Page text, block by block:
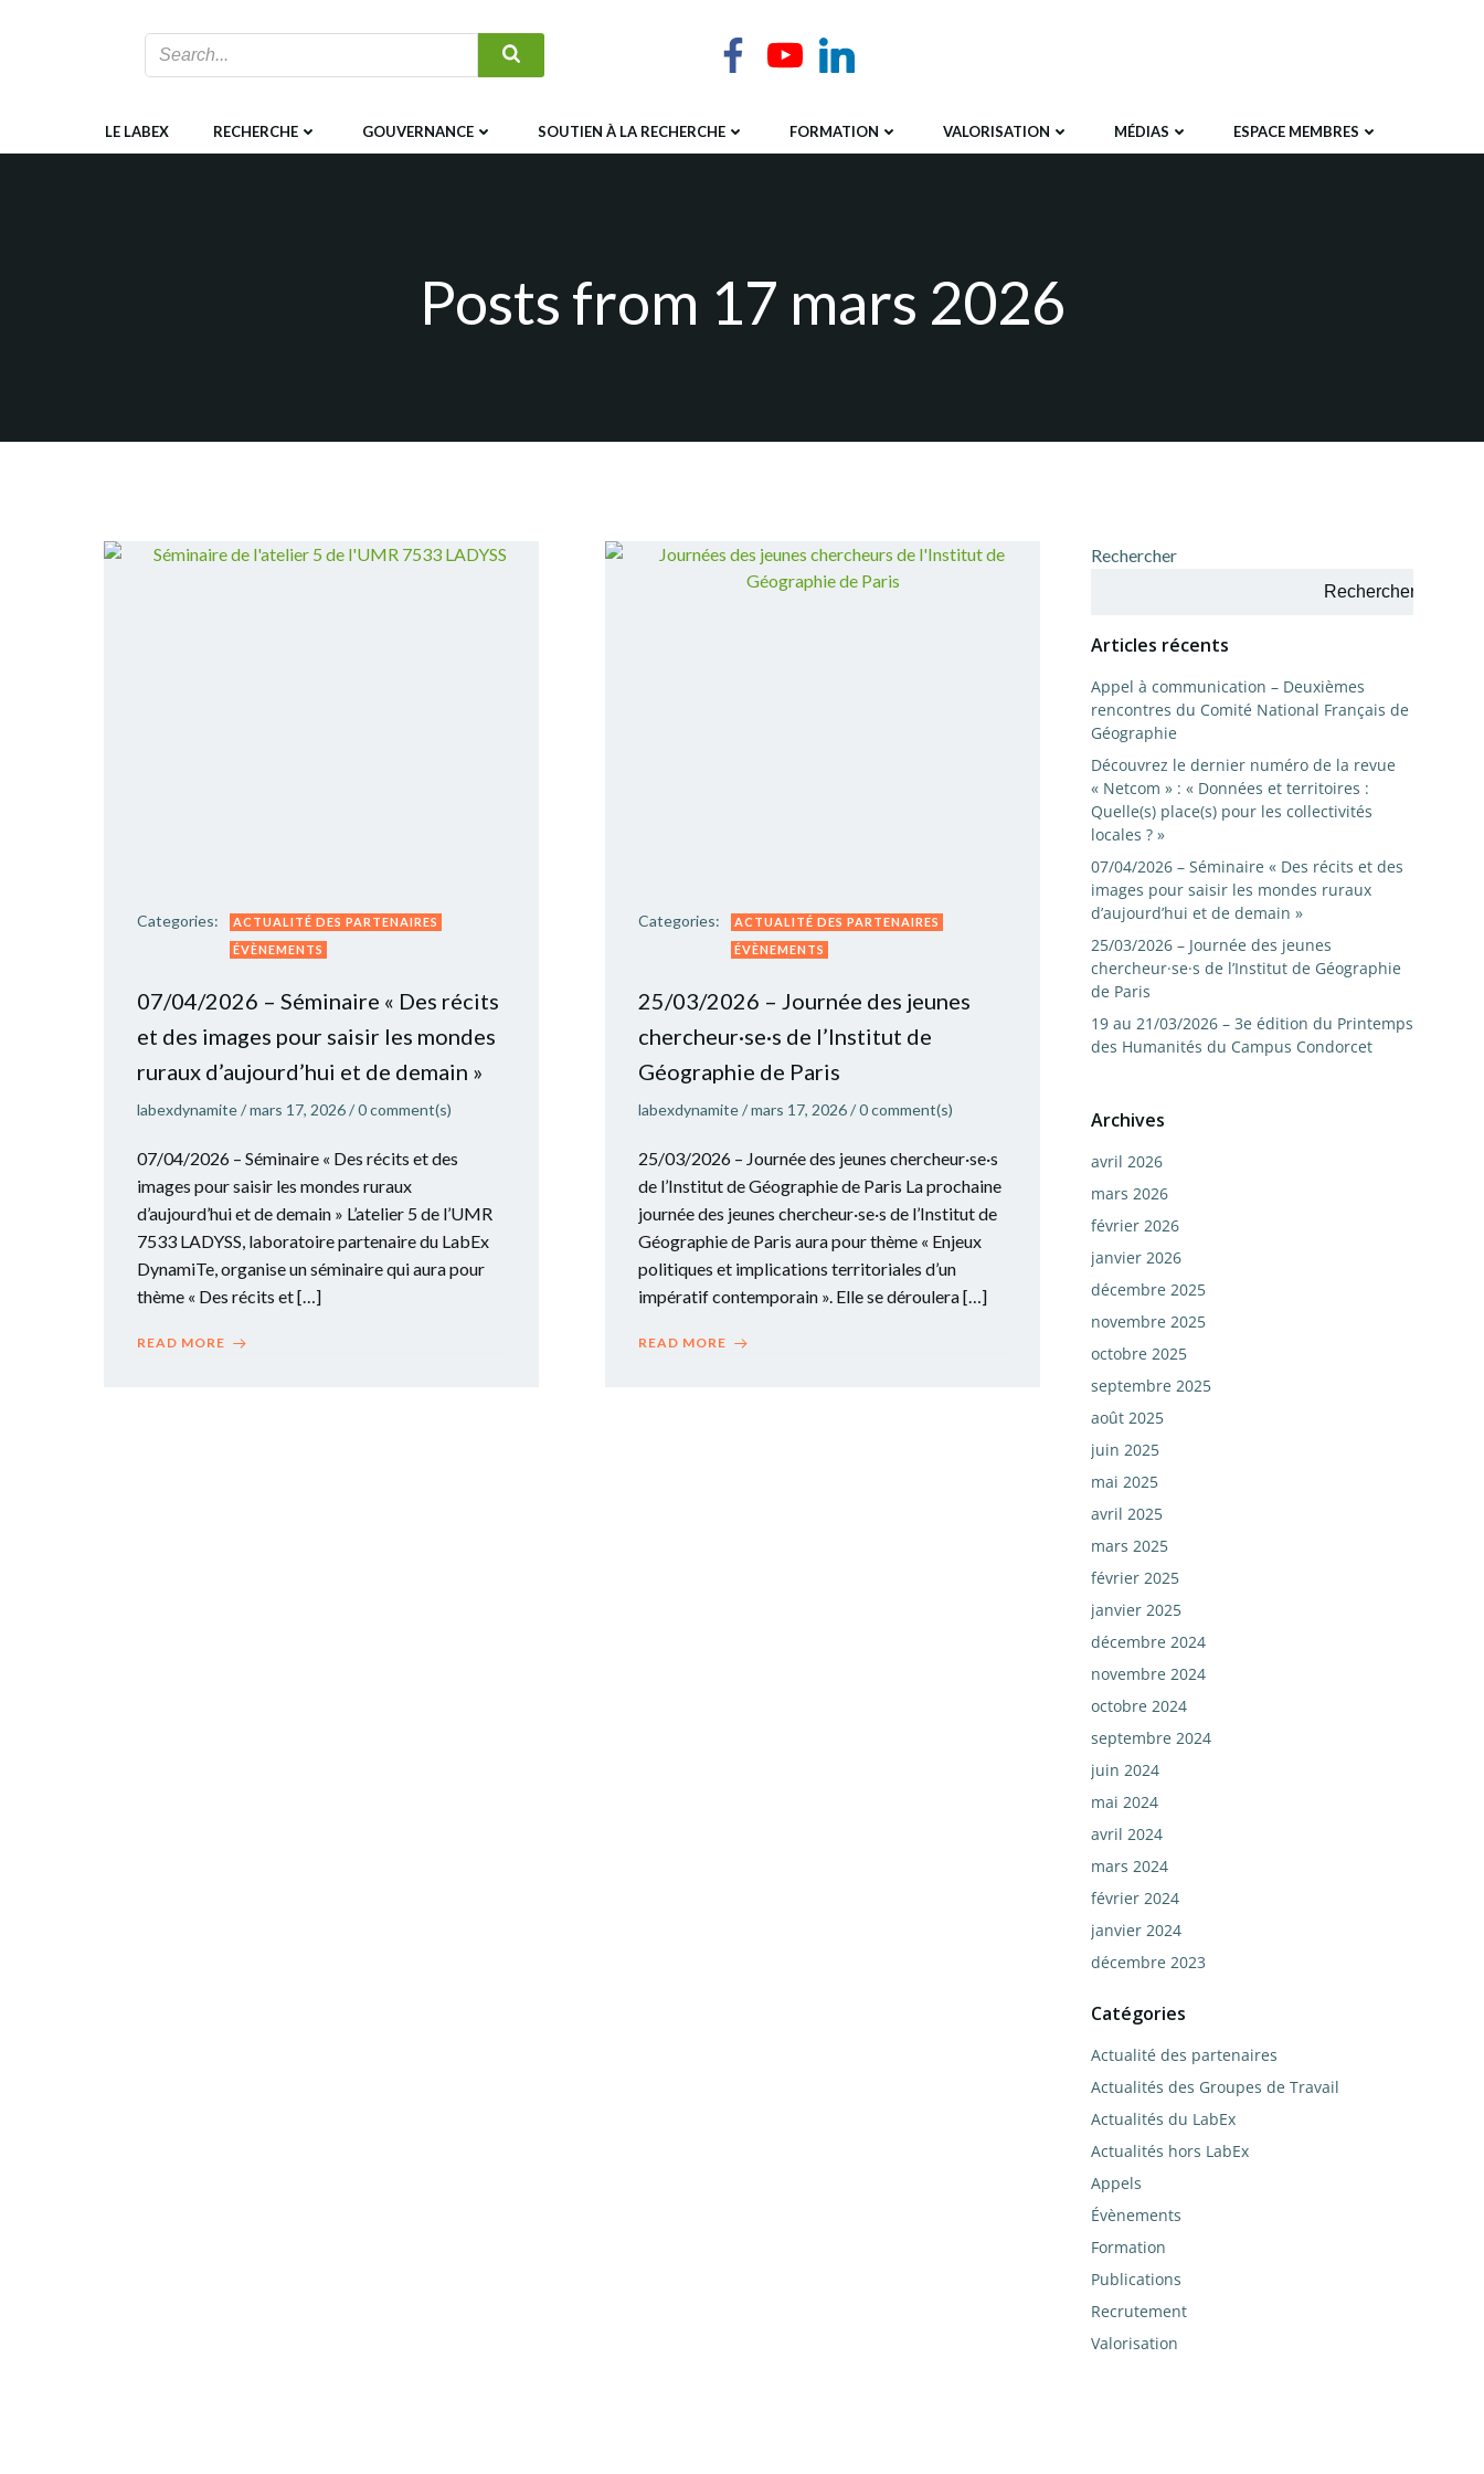
LE LABEX RECHERCHE GOUVERNANCE SOUTIEN À LA RECHERCHE FORMATION VALORISATION MÉDIAS ESPACE MEMBRES
Posts from 17 mars 2026
Categories:
ACTUALITÉ DES PARTENAIRES
ÉVÈNEMENTS
07/04/2026 – Séminaire « Des récits
et des images pour saisir les mondes
ruraux d’aujourd’hui et de demain »
labexdynamite/mars 17, 2026/0comment(s)
07/04/2026 – Séminaire « Des récits et des
images pour saisir les mondes ruraux
d’aujourd’hui et de demain » L’atelier 5 de l’UMR
7533 LADYSS, laboratoire partenaire du LabEx
DynamiTe, organise un séminaire qui aura pour
thème « Des récits et […]
READ MORE
Categories:
ACTUALITÉ DES PARTENAIRES
ÉVÈNEMENTS
25/03/2026 – Journée des jeunes
chercheur·se·s de l’Institut de
Géographie de Paris
labexdynamite/mars 17, 2026/0comment(s)
25/03/2026 – Journée des jeunes chercheur·se·s
de l’Institut de Géographie de Paris La prochaine
journée des jeunes chercheur·se·s de l’Institut de
Géographie de Paris aura pour thème « Enjeux
politiques et implications territoriales d’un
impératif contemporain ». Elle se déroulera […]
READ MORE
Rechercher
Rechercher
Articles récents
Appel à communication – Deuxièmes
rencontres du Comité National Français de
Géographie
Découvrez le dernier numéro de la revue
« Netcom » : « Données et territoires :
Quelle(s) place(s) pour les collectivités
locales ? »
07/04/2026 – Séminaire « Des récits et des
images pour saisir les mondes ruraux
d’aujourd’hui et de demain »
25/03/2026 – Journée des jeunes
chercheur·se·s de l’Institut de Géographie
de Paris
19 au 21/03/2026 – 3e édition du Printemps
des Humanités du Campus Condorcet
Archives
avril 2026
mars 2026
février 2026
janvier 2026
décembre 2025
novembre 2025
octobre 2025
septembre 2025
août 2025
juin 2025
mai 2025
avril 2025
mars 2025
février 2025
janvier 2025
décembre 2024
novembre 2024
octobre 2024
septembre 2024
juin 2024
mai 2024
avril 2024
mars 2024
février 2024
janvier 2024
décembre 2023
Catégories
Actualité des partenaires
Actualités des Groupes de Travail
Actualités du LabEx
Actualités hors LabEx
Appels
Évènements
Formation
Publications
Recrutement
Valorisation